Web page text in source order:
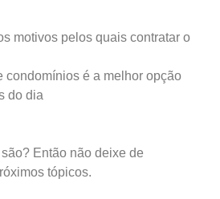
motivos pelos quais contratar o
condomínios é a melhor opção
do dia
Então não deixe de
tópicos.